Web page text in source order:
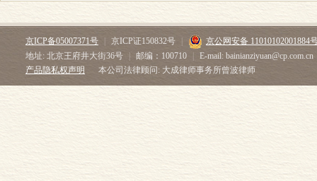
京ICP备05007371号 京ICP证150832号
京公网安备 11010102001884
地址: 北京王府井大街36号
邮编：100710
E-mail: bainianziyuan@cp.com.cn
产品隐私权声明
本公司法律顾问: 大成律师事务所曾波律师